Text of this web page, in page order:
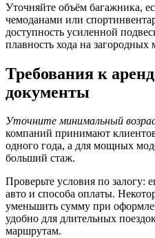
Уточняйте объём багажника,
чемоданами или
доступность усиленной
плавность хода на загородных
Требования к
документы
Уточните минимальный
компаний принимают
одного года, а для мощных
больший стаж.
Проверьте условия по залогу:
авто и способа оплаты.
уменьшить сумму при
удобно для длительных
маршрутам.